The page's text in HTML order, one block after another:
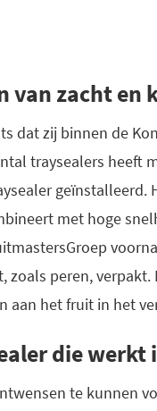
van zacht
dat zij binnen de
traysealers heeft
geïnstalleerd.
met hoge
zoals peren, verpakt.
aan het fruit in het
die werkt
te kunnen